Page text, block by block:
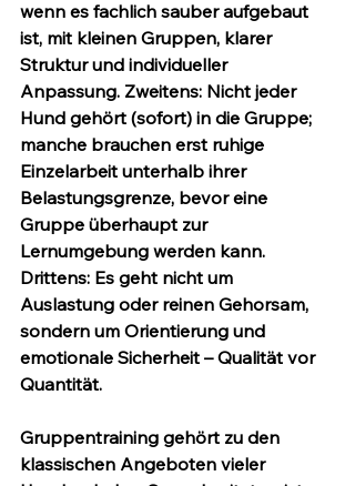
wenn es fachlich sauber aufgebaut
ist, mit kleinen Gruppen, klarer
Struktur und individueller
Anpassung. Zweitens: Nicht jeder
Hund gehört (sofort) in die Gruppe;
manche brauchen erst ruhige
Einzelarbeit unterhalb ihrer
Belastungsgrenze, bevor eine
Gruppe überhaupt zur
Lernumgebung werden kann.
Drittens: Es geht nicht um
Auslastung oder reinen Gehorsam,
sondern um Orientierung und
emotionale Sicherheit – Qualität vor
Quantität.
Gruppentraining gehört zu den
klassischen Angeboten vieler